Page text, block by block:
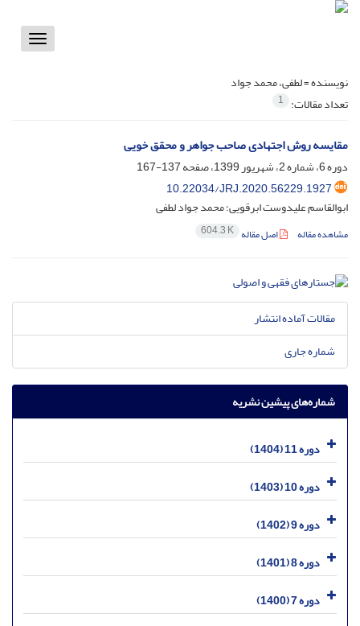
Toggle
نویسنده =لطفی، محمد جواد
تعداد مقالات: 1
مقایسه روش اجتهادی صاحب جواهر و محقق خویی
دوره 6، شماره 2، شهریور 1399، صفحه
137-167
10.22034/JRJ.2020.56229.1927
ابوالقاسم علیدوست ابرقویی؛ محمد جواد لطفی
مشاهده مقاله اصل مقاله 604.3 K
مقالات آماده انتشار
شماره جاری
شماره‌های پیشین نشریه
دوره 11 (1404)
دوره 10 (1403)
دوره 9 (1402)
دوره 8 (1401)
دوره 7 (1400)